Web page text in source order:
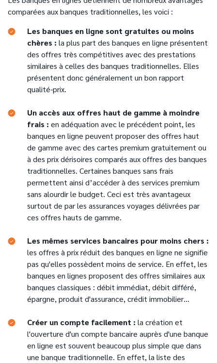
comparées aux banques traditionnelles, les voici :
Les banques en ligne sont gratuites ou moins
chères : la plus part des banques en ligne présentent
des offres très compétitives avec des prestations
similaires à celles des banques traditionnelles. Elles
présentent donc généralement un bon rapport
qualité-prix.
Un accès aux offres haut de gamme à moindre
frais : en adéquation avec le précédent point, les
banques en ligne peuvent proposer des offres haut
de gamme avec des cartes premium gratuitement ou
à des prix dérisoires comparés aux offres des banques
traditionnelles. Certaines banques sans frais
permettent ainsi d’accéder à des services premium
sans alourdir le budget. Ceci est très avantageux
surtout de par les assurances voyages délivrées par
ces offres hauts de gamme.
Les mêmes services bancaires pour moins chers :
les offres à prix réduit des banques en ligne ne signifie
pas qu'elles possèdent moins de service. En effet, les
banques en lignes proposent des offres similaires aux
banques classiques : débit immédiat, débit différé,
épargne, produit d'assurance, crédit immobilier…
Créer un compte facilement : la création et
l'ouverture d'un compte bancaire auprès d'une banque
en ligne est souvent beaucoup plus simple que dans
une banque traditionnelle. En effet, la liste des